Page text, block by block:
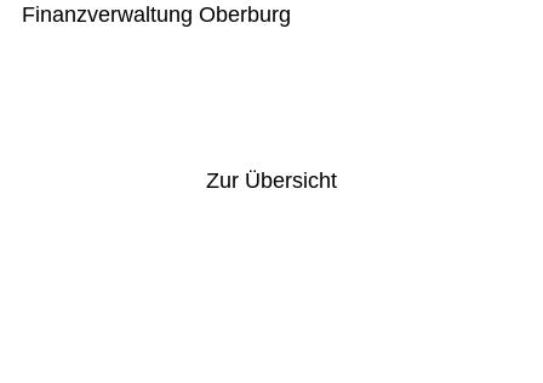
Finanzverwaltung Oberburg
Zur Übersicht